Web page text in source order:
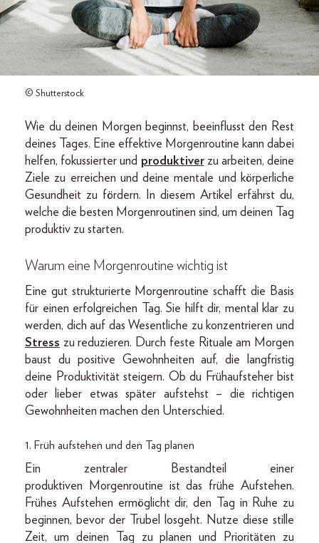
© Shutterstock
Wie du deinen Morgen beginnst, beeinflusst den Rest
deines Tages. Eine effektive Morgenroutine kann dabei
helfen, fokussierter und produktiverzu arbeiten, deine
Ziele zu erreichen und deine mentale und körperliche
Gesundheit zu fördern. In diesem Artikel erfährst du,
welche die besten Morgenroutinen sind, um deinen Tag
produktiv zu starten.
Warum eine Morgenroutine wichtig ist
Eine gut strukturierte Morgenroutine schafft die Basis
für einen erfolgreichen Tag. Sie hilft dir, mental klar zu
werden, dich auf das Wesentliche zu konzentrieren und
Stress zu reduzieren. Durch feste Rituale am Morgen
baust du positive Gewohnheiten auf, die langfristig
deine Produktivität steigern. Ob du Frühaufsteher bist
oder lieber etwas später aufstehst – die richtigen
Gewohnheiten machen den Unterschied.
1. Früh aufstehen und den Tag planen
Ein zentraler Bestandteil einer
produktiven Morgenroutine ist das frühe Aufstehen.
Frühes Aufstehen ermöglicht dir, den Tag in Ruhe zu
beginnen, bevor der Trubel losgeht. Nutze diese stille
Zeit, um deinen Tag zu planen und Prioritäten zu